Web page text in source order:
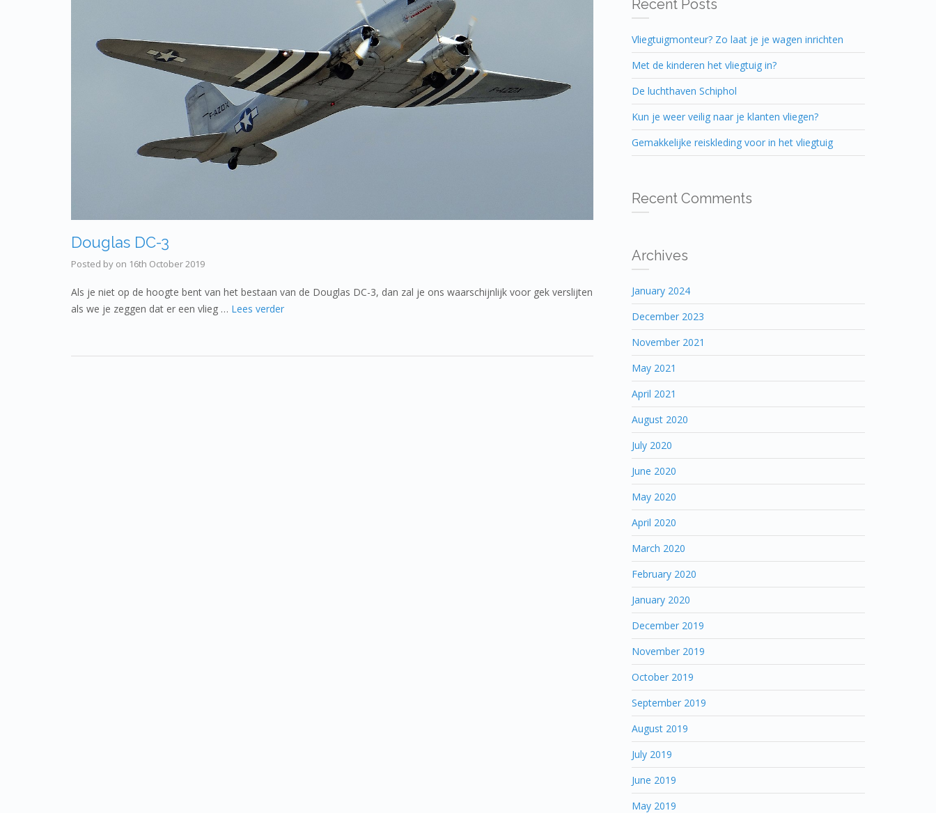
Douglas DC-3
Posted by on 16th October 2019
Als je niet op de hoogte bent van het bestaan van de Douglas DC-3, dan zal je ons waarschijnlijk voor gek verslijten
als we je zeggen dat er een vlieg …
Recent Posts
Vliegtuigmonteur? Zo laat je je wagen inrichten
Met de kinderen het vliegtuig in?
De luchthaven Schiphol
Kun je weer veilig naar je klanten vliegen?
Gemakkelijke reiskleding voor in het vliegtuig
Recent Comments
Archives
January 2024
December 2023
November 2021
May 2021
April 2021
August 2020
July 2020
June 2020
May 2020
April 2020
March 2020
February 2020
January 2020
December 2019
November 2019
October 2019
September 2019
August 2019
July 2019
June 2019
May 2019